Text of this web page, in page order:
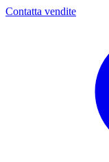
Contatta vendite